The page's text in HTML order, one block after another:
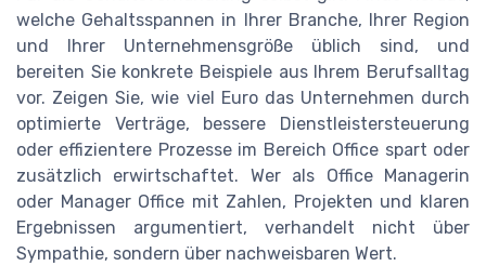
welche Gehaltsspannen in Ihrer Branche, Ihrer Region
und Ihrer Unternehmensgröße üblich sind, und
bereiten Sie konkrete Beispiele aus Ihrem Berufsalltag
vor. Zeigen Sie, wie viel Euro das Unternehmen durch
optimierte Verträge, bessere Dienstleistersteuerung
oder effizientere Prozesse im Bereich Office spart oder
zusätzlich erwirtschaftet. Wer als Office Managerin
oder Manager Office mit Zahlen, Projekten und klaren
Ergebnissen argumentiert, verhandelt nicht über
Sympathie, sondern über nachweisbaren Wert.